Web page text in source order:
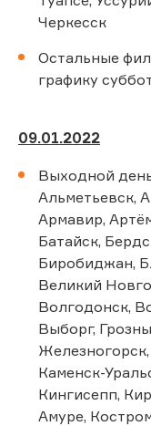
Черкесск
Остальные
графику
09.01.2022
Выходной
Альметьевск,
Армавир,
Батайск,
Биробиджан,
Великий
Волгодонск,
Выборг,
Каменск-
Кингисепп,
Амуре,